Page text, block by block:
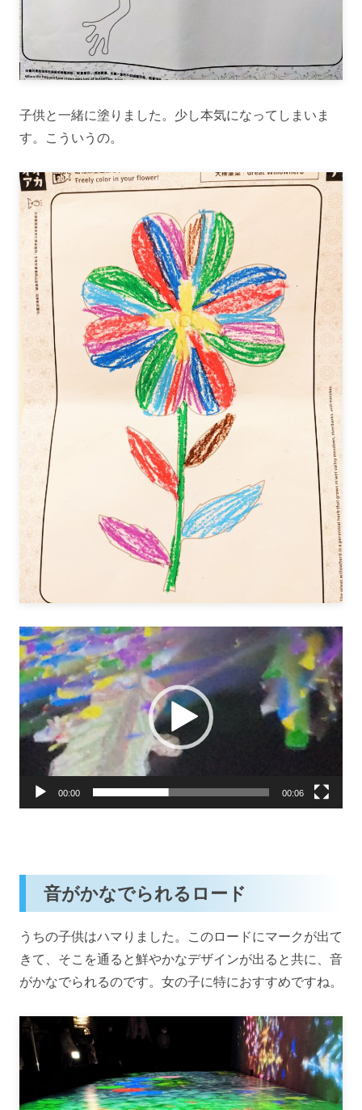
子供と一緒に塗りました。少し本気になってしまいま
す。こういうの。
動
画
プ
レ
ー
00:00 00:06
音がかなでられるロード
うちの子供はハマりました。このロードにマークが出て
きて、そこを通ると鮮やかなデザインが出ると共に、音
がかなでられるのです。女の子に特におすすめですね。